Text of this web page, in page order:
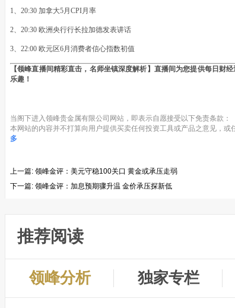
1、20:30 加拿大5月CPI月率
2、20:30 欧洲央行行长拉加德发表讲话
3、22:00 欧元区6月消费者信心指数初值
【领峰直播间精彩直击，名师坐镇深度解析】直播间为您提供每日财
乐趣！
当阁下进入领峰贵金属有限公司网站，即表示自愿接受以下免责条款：
本网站的内容并不打算向用户提供买卖任何投资工具或产品之意见，或
多
上一篇: 领峰金评：美元守稳100关口 黄金或承压走弱
下一篇: 领峰金评：加息预期骤升温 金价承压探新低
推荐阅读
领峰分析 独家专栏